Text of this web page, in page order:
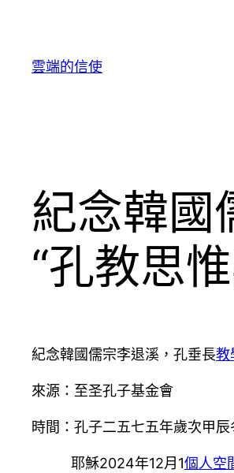
雲端的信使
紀念韓國
“孔教思
紀念韓國儒宗李退溪，孔垂長教
來源：至圣孔子基金會
時間：孔子二五七五年歲次甲
耶穌2024年12月1個人空